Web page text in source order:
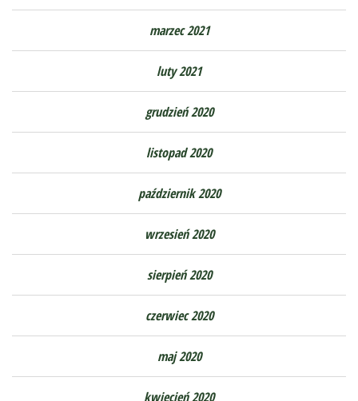
marzec 2021
luty 2021
grudzień 2020
listopad 2020
październik 2020
wrzesień 2020
sierpień 2020
czerwiec 2020
maj 2020
kwiecień 2020